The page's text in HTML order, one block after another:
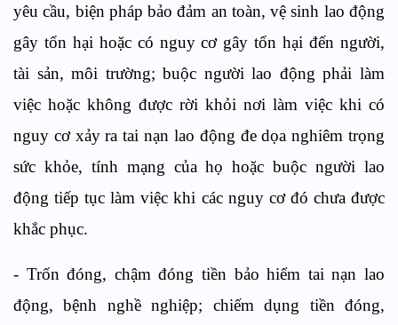
yêu cầu, biện pháp bảo đảm an toàn, vệ sinh lao động
gây tổn hại hoặc có nguy cơ gây tổn hại đến người,
tài sản, môi trường; buộc người lao động phải làm
việc hoặc không được rời khỏi nơi làm việc khi có
nguy cơ xảy ra tai nạn lao động đe dọa nghiêm trọng
sức khỏe, tính mạng của họ hoặc buộc người lao
động tiếp tục làm việc khi các nguy cơ đó chưa được
khắc phục.
- Trốn đóng, chậm đóng tiền bảo hiểm tai nạn lao
động, bệnh nghề nghiệp; chiếm dụng tiền đóng,